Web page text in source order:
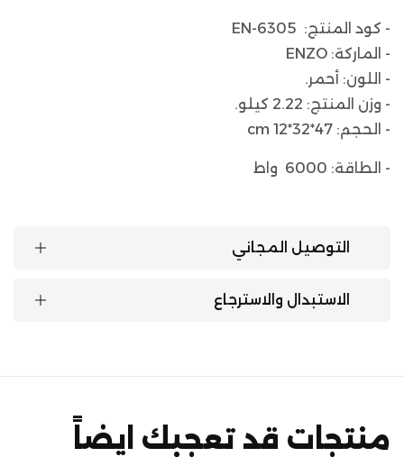
- كود المنتج: EN-6305
- الماركة: ENZO
- اللون: أحمر.
- وزن المنتج: 2.22 كيلو.
- الحجم: 47*32*12 cm
- الطاقة: 6000 واط
التوصيل المجاني
الاستبدال والاسترجاع
منتجات قد تعجبك ايضاً